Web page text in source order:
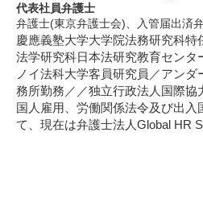
代表社員弁護士
弁護士(東京弁護士会)、入管届出済
慶應義塾大学大学院法務研究科
法学研究科日本法研究教育センタ
ノイ法科大学客員研究員／アン
務所勤務／／独立行政法人国際協
国人雇用、労働関係法令及び出入
て、現在は弁護士法人Global HR